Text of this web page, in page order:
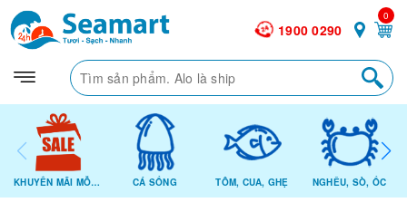
1900 0290
0
KHUYẾN MÃI MỖI NGÀY CÁ SỐNG TÔM, CUA, GHẸ NGHÊU, SÒ, ỐC